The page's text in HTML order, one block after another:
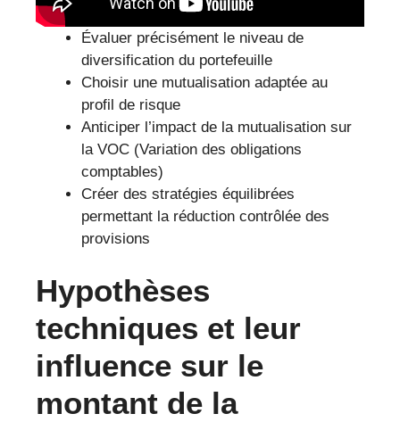
Évaluer précisément le niveau de
diversification du portefeuille
Choisir une mutualisation adaptée au
profil de risque
Anticiper l’impact de la mutualisation sur
la VOC (Variation des obligations
comptables)
Créer des stratégies équilibrées
permettant la réduction contrôlée des
provisions
Hypothèses
techniques et leur
influence sur le
montant de la